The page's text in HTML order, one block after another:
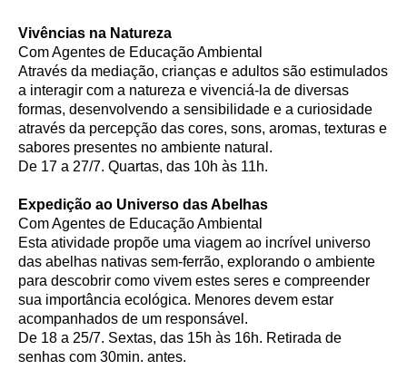
Vivências na Natureza
Com Agentes de Educação Ambiental
Através da mediação, crianças e adultos são estimulados
a interagir com a natureza e vivenciá-la de diversas
formas, desenvolvendo a sensibilidade e a curiosidade
através da percepção das cores, sons, aromas, texturas e
sabores presentes no ambiente natural.
De 17 a 27/7. Quartas, das 10h às 11h.
Expedição ao Universo das Abelhas
Com Agentes de Educação Ambiental
Esta atividade propõe uma viagem ao incrível universo
das abelhas nativas sem-ferrão, explorando o ambiente
para descobrir como vivem estes seres e compreender
sua importância ecológica. Menores devem estar
acompanhados de um responsável.
De 18 a 25/7. Sextas, das 15h às 16h. Retirada de
senhas com 30min. antes.